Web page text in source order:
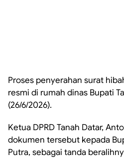
Proses penyerahan surat
resmi di rumah dinas Bupati
(26/6/2026).
Ketua DPRD Tanah Datar,
dokumen tersebut kepada
Putra, sebagai tanda